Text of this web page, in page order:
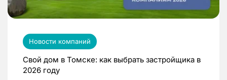
Новости компаний
Свой дом в Томске: как выбрать застройщика в
2026 году